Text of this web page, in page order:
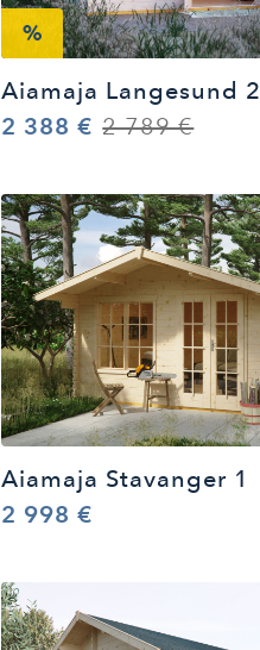
%
Aiamaja Langesund 2
2 388 € 2 789 €
Aiamaja Stavanger 1
2 998 €